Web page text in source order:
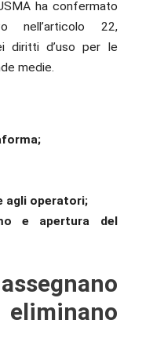
ha confermato
nell’articolo 22,
diritti d’uso per le
medie.
agli operatori;
e apertura del
eliminano